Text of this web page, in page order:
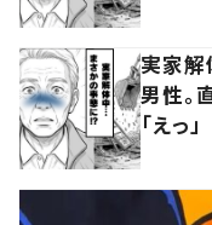
実家
男性。
「えっ」